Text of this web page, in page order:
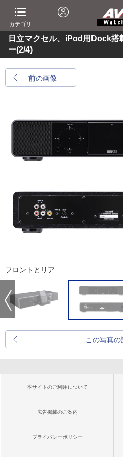
カテゴリ
日立マクセル、iPod用Dock搭
ー(2/4)
前の画像
フロントとリア
この写真の
本サイトのご利用について
広告掲載のご案内
プライバシーポリシー